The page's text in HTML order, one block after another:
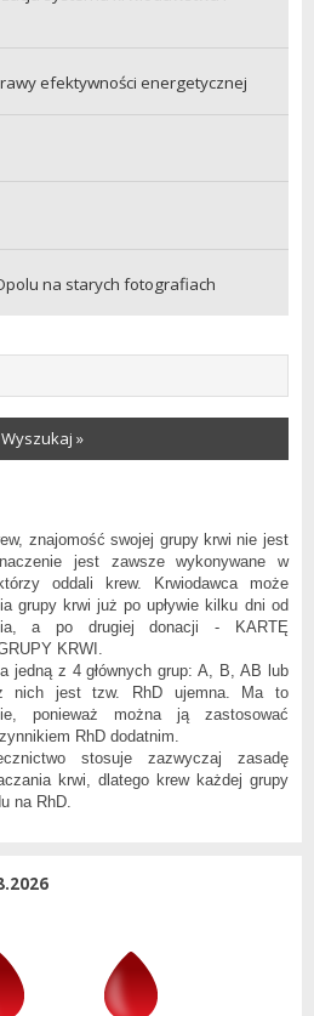
efektywności energetycznej
na starych fotografiach
Wyszukaj »
znajomość swojej grupy krwi nie jest
jest zawsze wykonywane w
oddali krew. Krwiodawca może
grupy krwi już po upływie kilku dni od
a po drugiej donacji - KARTĘ
KRWI.
jedną z 4 głównych grup: A, B, AB lub
jest tzw. RhD ujemna. Ma to
ponieważ można ją zastosować
RhD dodatnim.
stosuje zazwyczaj zasadę
krwi, dlatego krew każdej grupy
na RhD.